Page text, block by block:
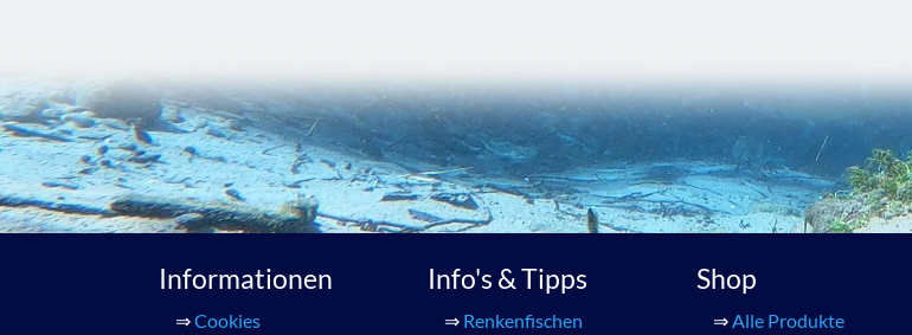
Informationen
⇒Cookies
Info's & Tipps
⇒ Renkenfischen
Shop
⇒ Alle Produkte